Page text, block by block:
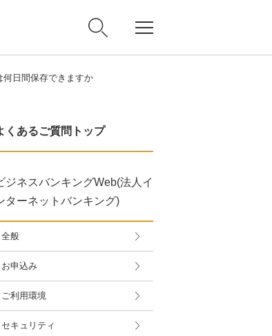
何日間保存できますか
くあるご質問トップ
ジネスバンキングWeb(法人イ
ターネットバンキング)
全般
お申込み
ご利用環境
セキュリティ